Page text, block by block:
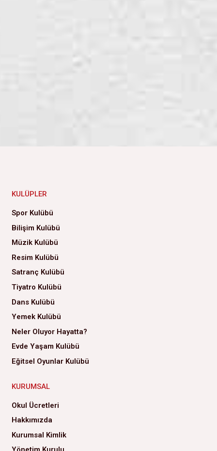
KULÜPLER
Spor Kulübü
Bilişim Kulübü
Müzik Kulübü
Resim Kulübü
Satranç Kulübü
Tiyatro Kulübü
Dans Kulübü
Yemek Kulübü
Neler Oluyor Hayatta?
Evde Yaşam Kulübü
Eğitsel Oyunlar Kulübü
KURUMSAL
Okul Ücretleri
Hakkımızda
Kurumsal Kimlik